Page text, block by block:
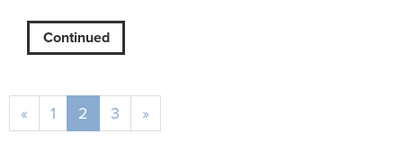
Continued
« 1 2 3 »